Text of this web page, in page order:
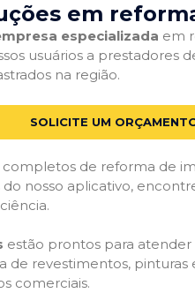
em
especializada em
usuários a prestadores
na região.
SOLICITE UM
completos de reforma de
nosso aplicativo,
estão prontos para atender
de revestimentos,
comerciais.